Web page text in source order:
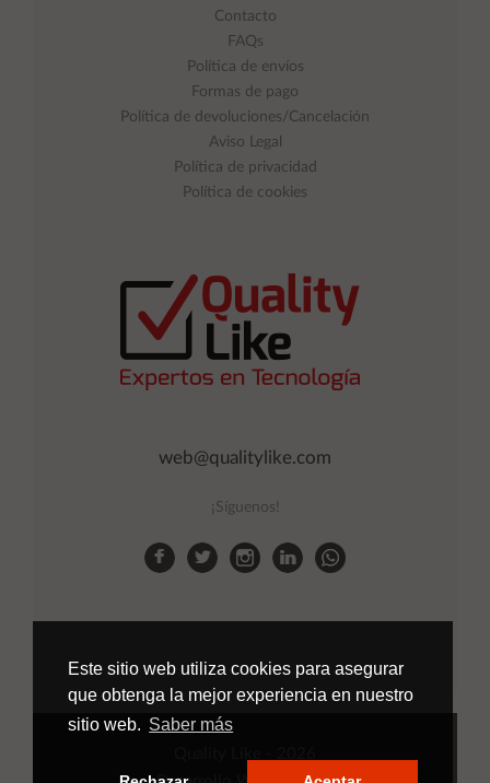
Este sitio web utiliza cookies para asegurar
que obtenga la mejor experiencia en nuestro
sitio web. Saber más
web@qualitylike.com
¡Síguenos!
Contacto
FAQs
Política de envíos
Formas de pago
Política de devoluciones/Cancelación
Aviso Legal
Política de privacidad
Política de cookies